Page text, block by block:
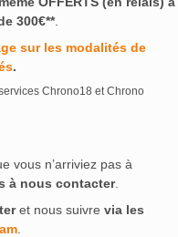
300€**.
sur les modalités de
.
Chrono18 et Chrono
vous n’arriviez pas à
à nous contacter.
et nous suivre via les